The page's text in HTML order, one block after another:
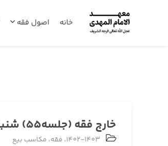
خانه اصول فقه
خارج فقه (جلسه55) شنبه 1402/12/12
1402-1403، فقه، مکاسب بیع